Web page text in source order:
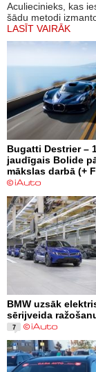
Aculiecinieks, kas
šādu metodi
LASĪT VAIRĀK
Bugatti Destrier –
jaudīgais Bolide
mākslas darbā (+
BMW uzsāk
sērijveida
7